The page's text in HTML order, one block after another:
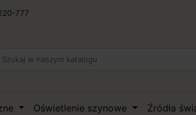
777
Oświetlenie szynowe Źródła